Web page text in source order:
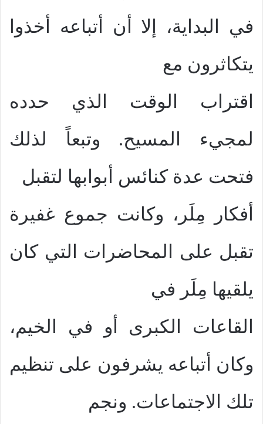
في البداية، إلا أن أتباعه أخذوا
يتكاثرون مع
اقتراب الوقت الذي حدده
لمجيء المسيح. وتبعاً لذلك
فتحت عدة كنائس أبوابها لتقبل
أفكار مِلَر، وكانت جموع غفيرة
تقبل على المحاضرات التي كان
يلقيها مِلَر في
القاعات الكبرى أو في الخيم،
وكان أتباعه يشرفون على تنظيم
تلك الاجتماعات. ونجم